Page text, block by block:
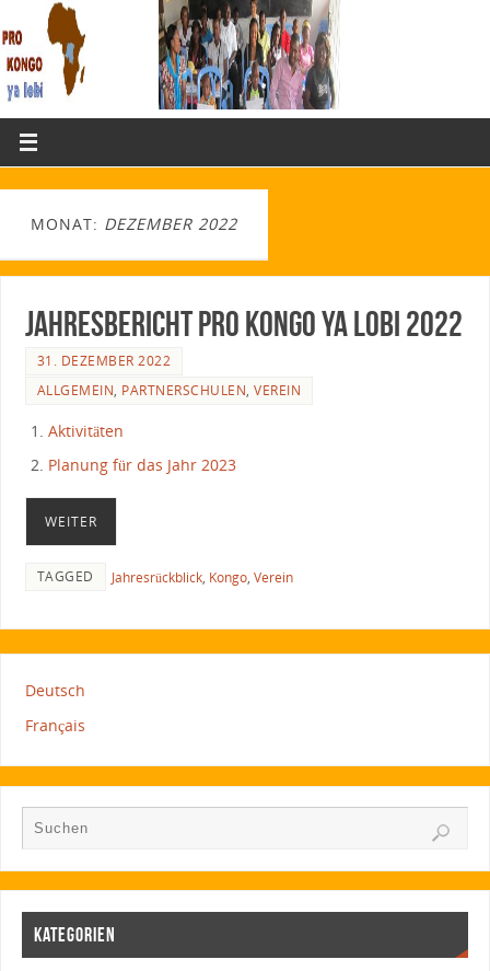
MONAT: DEZEMBER 2022
Jahresbericht Pro Kongo ya lobi 2022
31. DEZEMBER 2022
ALLGEMEIN, PARTNERSCHULEN,VEREIN
Aktivitäten
Planung für das Jahr 2023
WEITER
TAGGED Jahresrückblick, Kongo, Verein
Deutsch
Français
KATEGORIEN